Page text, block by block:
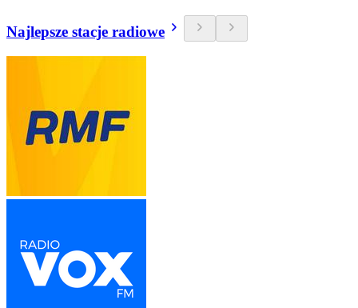
Najlepsze stacje radiowe